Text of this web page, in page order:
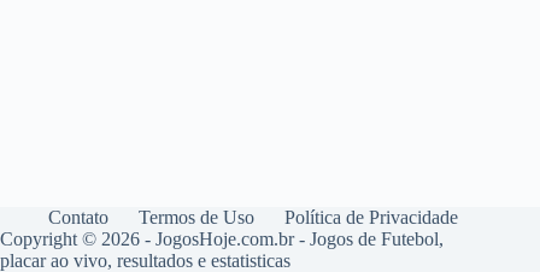
Contato Termos de Uso
Política de Privacidade
Copyright © 2026 - JogosHoje.com.br - Jogos de Futebol,
placar ao vivo, resultados e estatisticas